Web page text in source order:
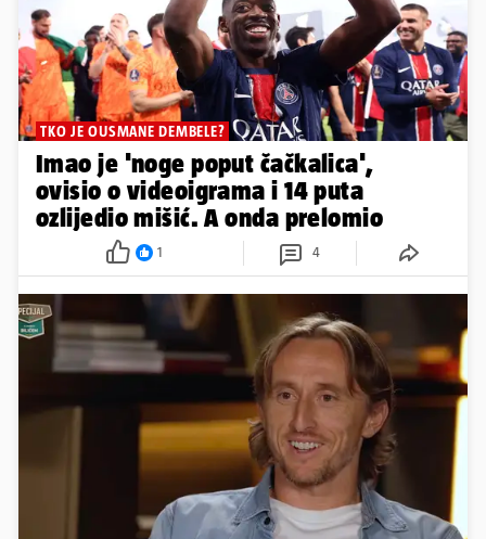
TKO JE OUSMANE DEMBELE?
Imao je 'noge poput čačkalica',
ovisio o videoigrama i 14 puta
ozlijedio mišić. A onda prelomio
1 4